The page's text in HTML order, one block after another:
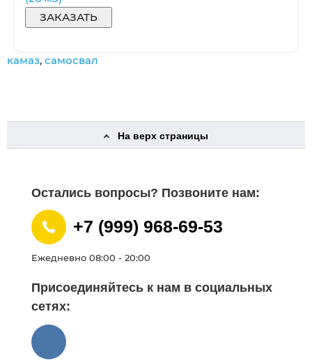
ЗАКАЗАТЬ
камаз, самосвал
На верх страницы
Остались вопросы? Позвоните нам:
+7 (999) 968-69-53
Ежедневно 08:00 - 20:00
Присоединяйтесь к нам в социальных
сетях: